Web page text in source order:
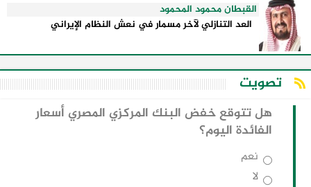
القبطان محمود المحمود
العد التنازلي لآخر مسمار في نعش النظام الإيراني
تصويت
هل تتوقع خفض البنك المركزي المصري أسعار
الفائدة اليوم؟
نعم
لا